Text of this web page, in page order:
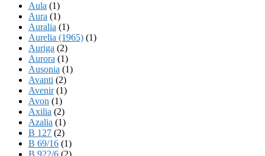
Aula (1)
Aura (1)
Auralia (1)
Aurelia (1965) (1)
Auriga (2)
Aurora (1)
Ausonia (1)
Avanti (2)
Avenir(1)
Avon (1)
Axilia (2)
Azalia (1)
B 127 (2)
B 69/16 (1)
B 922/6 (2)